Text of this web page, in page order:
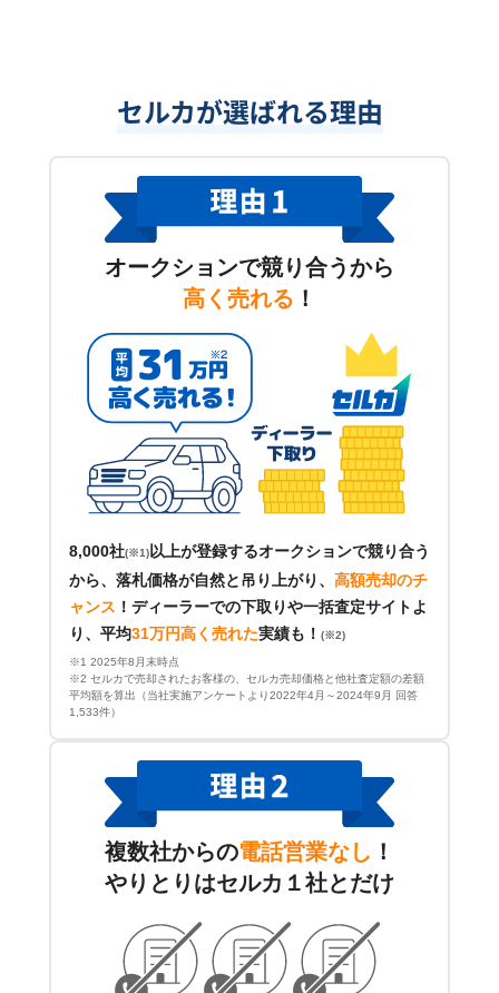
セルカが選ばれる理由
オークションで競り合うから
高く売れる ！
8,000社(※1) 以上が登録するオークションで競り合う
から、落札価格が自然と吊り上がり、 高額売却のチ
ャンス ！ ディーラーでの下取りや一括査定サイトよ
り、平均31万円高く売れた実績も！ (※2)
※1 2025年8月末時点
※2 セルカで売却されたお客様の、セルカ売却価格と他社査定額の差額
平均額を算出（当社実施アンケートより2022年4月～2024年9月 回答
1,533件）
複数社からの電話営業なし ！
やりとりはセルカ１社とだけ